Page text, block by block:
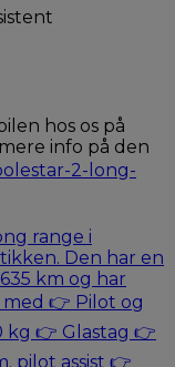
hos os på
info på den
2-long-